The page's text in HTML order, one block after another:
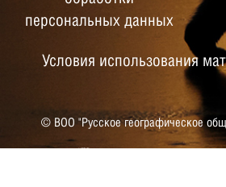
Условия использования
персональных данных
© ВОО "Русское географическое